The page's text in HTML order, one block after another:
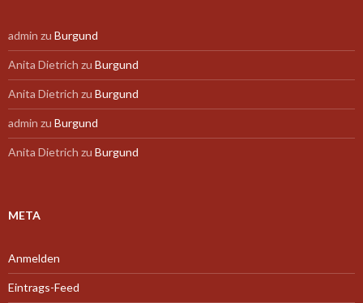
admin zu Burgund
Anita Dietrich zu Burgund
Anita Dietrich zu Burgund
admin zu Burgund
Anita Dietrich zu Burgund
META
Anmelden
Eintrags-Feed